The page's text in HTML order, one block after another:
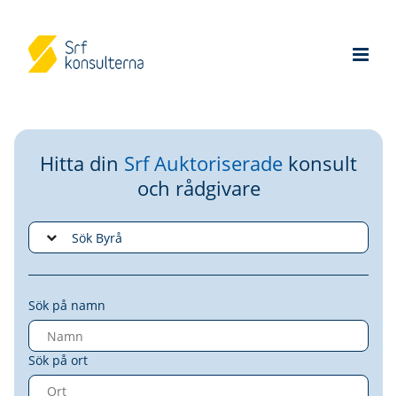
Hitta din Srf Auktoriserade konsult
och rådgivare
Sök på namn
Sök på ort